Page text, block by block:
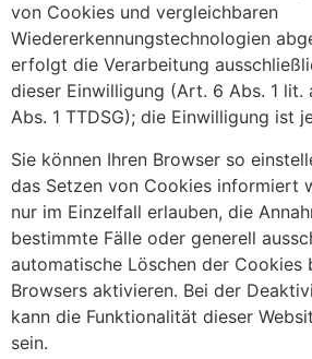
von Cookies und vergleichbaren
Wiedererkennungstechnologien
erfolgt die Verarbeitung
dieser Einwilligung (Art. 6 Abs. 1 lit.
Abs. 1 TTDSG); die Einwilligung ist
Sie können Ihren Browser so
das Setzen von Cookies informiert
nur im Einzelfall erlauben, die
bestimmte Fälle oder generell
automatische Löschen der Cookies
Browsers aktivieren. Bei der
kann die Funktionalität dieser
sein.